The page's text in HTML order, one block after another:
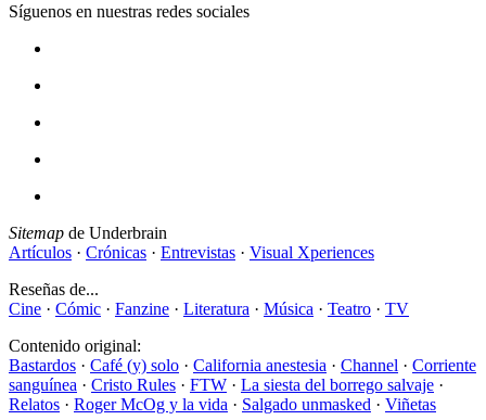
Síguenos en nuestras redes sociales
Sitemap de Underbrain
Artículos · Crónicas · Entrevistas · Visual Xperiences
Reseñas de...
Cine · Cómic · Fanzine · Literatura · Música · Teatro · TV
Contenido original:
Bastardos · Café (y) solo · California anestesia · Channel · Corriente
sanguínea · Cristo Rules · FTW · La siesta del borrego salvaje ·
Relatos · Roger McOg y la vida · Salgado unmasked · Viñetas